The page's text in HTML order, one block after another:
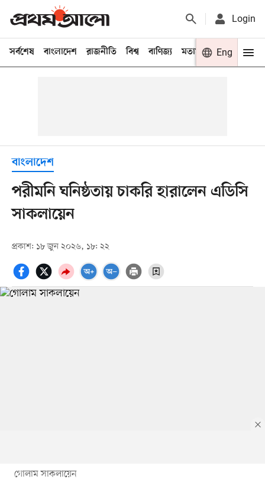
Login
সর্বশেষ বাংলাদেশ রাজনীতি বিশ্ব বাণিজ্য মতামত খেলা
Eng
বাংলাদেশ
পরীমনি ঘনিষ্ঠতায় চাকরি হারালেন এডিসি
সাকলায়েন
প্রকাশ: ১৮ জুন ২০২৬, ১৮: ২২
গোলাম সাকলায়েন